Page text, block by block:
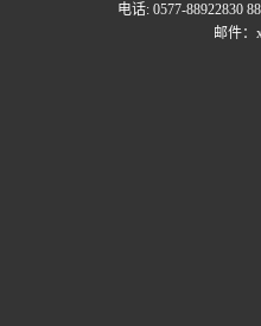
电话: 0577-88922830
邮件：